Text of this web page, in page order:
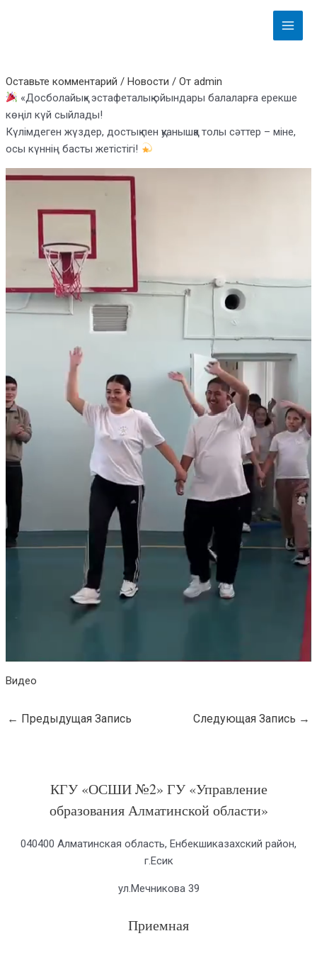
Main
Menu
Оставьте комментарий /Новости / Отadmin
«Досболайық» эстафеталық ойындары балаларға ерекше
көңіл күй сыйлады!
Күлімдеген жүздер, достық пен қуанышқа толы сәттер – міне,
осы күннің басты жетістігі!
Видео
← Предыдущая Запись Следующая Запись →
КГУ «ОСШИ №2» ГУ «Управление
образования Алматинской области»
040400 Алматинская область, Енбекшиказахский район,
г.Есик
ул.Мечникова 39
Приемная